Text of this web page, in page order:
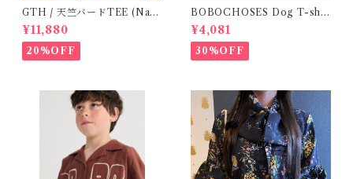
GTH / 天竺バードTEE (Navy
BL) / Size２
¥11,880
20%OFF
BOBOCHOSES Dog T-shir
ts ( 12-18m)
¥4,081
30%OFF